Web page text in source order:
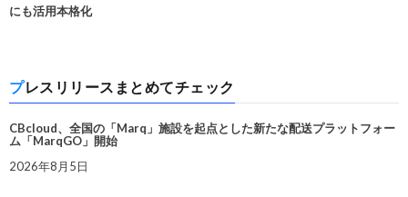
にも活用本格化
プレスリリースまとめてチェック
CBcloud、全国の「Marq」施設を起点とした新たな配送プラットフォー
ム「MarqGO」開始
2026年8月5日